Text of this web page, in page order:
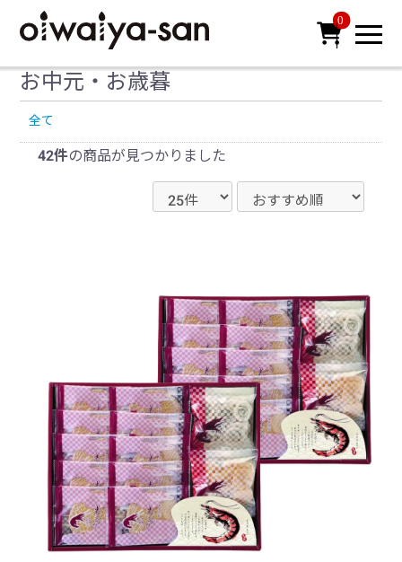

0
お中元・お歳暮
全て
42件の商品が見つかりました